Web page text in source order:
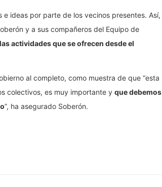
ideas por parte de los vecinos presentes. Así,
y a sus compañeros del Equipo de
actividades que se ofrecen desde el
al completo, como muestra de que “esta
colectivos, es muy importante y que debemos
”, ha asegurado Soberón.